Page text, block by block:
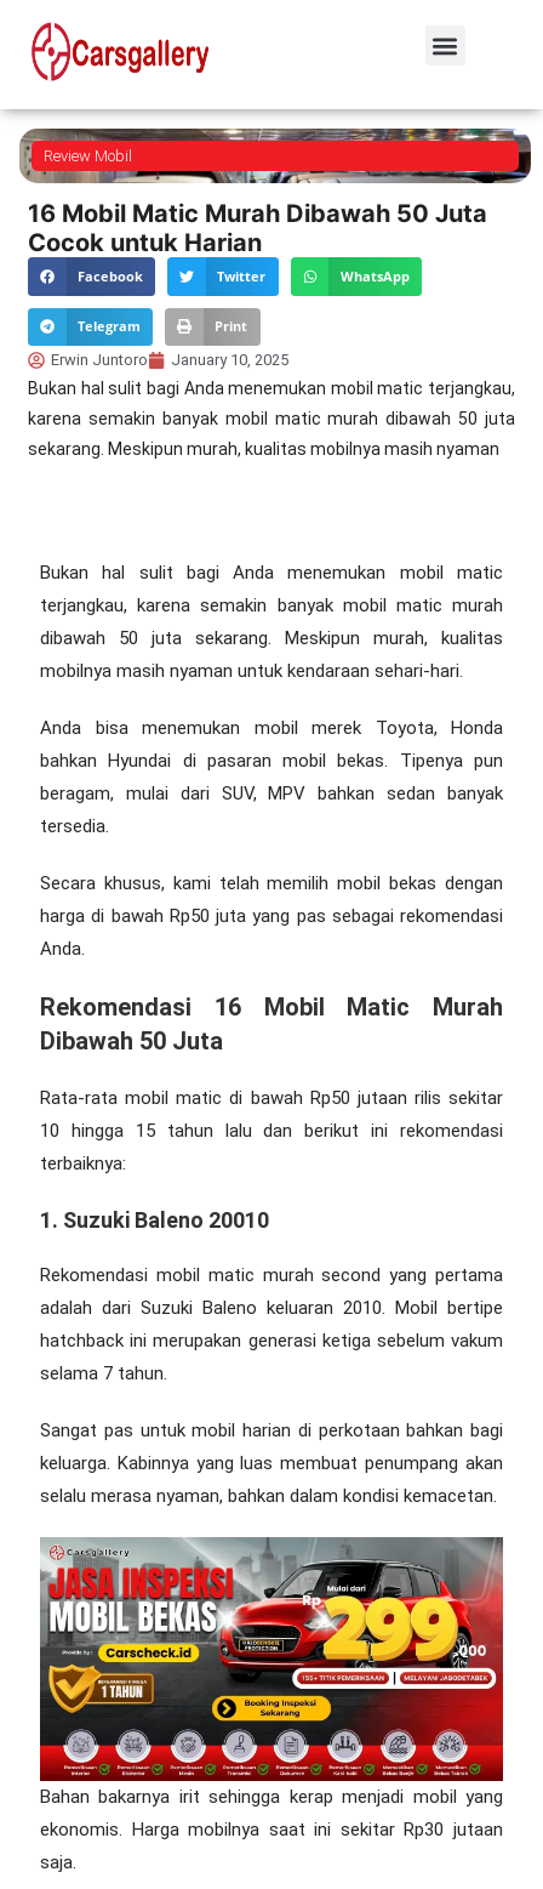
Review Mobil
16 Mobil Matic Murah Dibawah 50 Juta
Cocok untuk Harian
Facebook Twitter WhatsApp
Telegram Print
Erwin Juntoro January 10, 2025
Bukan hal sulit bagi Anda menemukan mobil matic terjangkau,
karena semakin banyak mobil matic murah dibawah 50 juta
sekarang. Meskipun murah, kualitas mobilnya masih nyaman
Bukan hal sulit bagi Anda menemukan mobil matic
terjangkau, karena semakin banyak mobil matic murah
dibawah 50 juta sekarang. Meskipun murah, kualitas
mobilnya masih nyaman untuk kendaraan sehari-hari.
Anda bisa menemukan mobil merek Toyota, Honda
bahkan Hyundai di pasaran mobil bekas. Tipenya pun
beragam, mulai dari SUV, MPV bahkan sedan banyak
tersedia.
Secara khusus, kami telah memilih mobil bekas dengan
harga di bawah Rp50 juta yang pas sebagai rekomendasi
Anda.
Rekomendasi 16 Mobil Matic Murah
Dibawah 50 Juta
Rata-rata mobil matic di bawah Rp50 jutaan rilis sekitar
10 hingga 15 tahun lalu dan berikut ini rekomendasi
terbaiknya:
1. Suzuki Baleno 20010
Rekomendasi mobil matic murah secondyang pertama
adalah dari Suzuki Baleno keluaran 2010. Mobil bertipe
hatchback ini merupakan generasi ketiga sebelum vakum
selama 7 tahun.
Sangat pas untuk mobil harian di perkotaan bahkan bagi
keluarga. Kabinnya yang luas membuat penumpang akan
selalu merasa nyaman, bahkan dalam kondisi kemacetan.
Bahan bakarnya irit sehingga kerap menjadi mobil yang
ekonomis. Harga mobilnya saat ini sekitar Rp30 jutaan
saja.